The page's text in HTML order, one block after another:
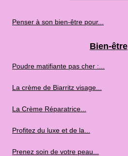
Penser à son bien-être pour...
Bien-être
Poudre matifiante pas cher :...
La crème de Biarritz visage...
La Crème Réparatrice...
Profitez du luxe et de la...
Prenez soin de votre peau...